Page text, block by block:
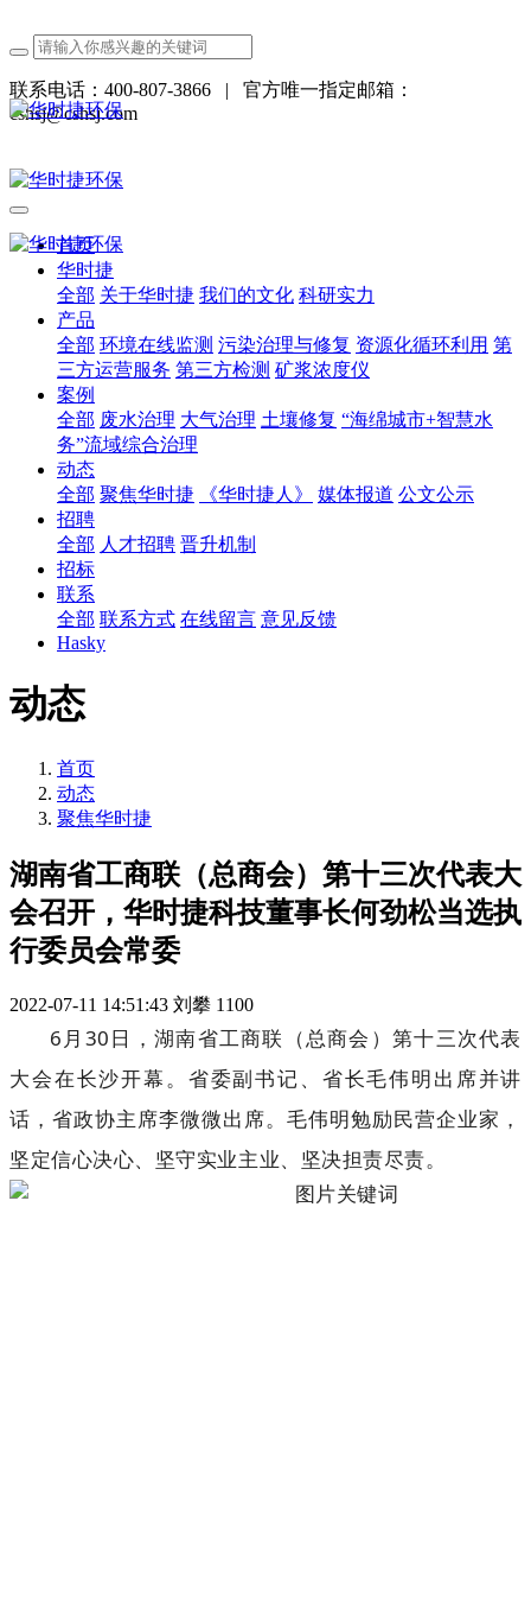
联系电话：400-807-3866 | 官方唯一指定邮箱：
cshsj@cshsj.com
首页
华时捷
全部 关于华时捷 我们的文化 科研实力
产品
全部 环境在线监测 污染治理与修复 资源化循环利用 第
三方运营服务 第三方检测 矿浆浓度仪
案例
全部 废水治理 大气治理 土壤修复 “海绵城市+智慧水
务”流域综合治理
动态
全部 聚焦华时捷 《华时捷人》 媒体报道 公文公示
招聘
全部 人才招聘 晋升机制
招标
联系
全部 联系方式 在线留言 意见反馈
Hasky
动态
首页
动态
聚焦华时捷
湖南省工商联（总商会）第十三次代表大
会召开，华时捷科技董事长何劲松当选执
行委员会常委
2022-07-11 14:51:43 刘攀 1100
6月30日，湖南省工商联（总商会）第十三次代表
大会在长沙开幕。省委副书记、省长毛伟明出席并讲
话，省政协主席李微微出席。毛伟明勉励民营企业家，
坚定信心决心、坚守实业主业、坚决担责尽责。